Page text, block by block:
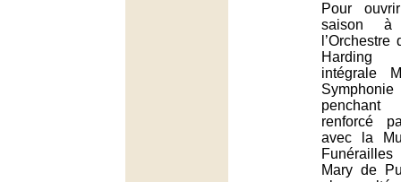
Pour
saison
Harding
intégrale
renforcé
avec la
Mary de